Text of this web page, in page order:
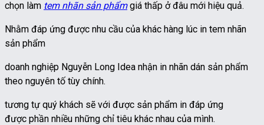
chọn làm tem nhãn sản phẩmgiá thấp ở đâu mới hiệu quả.
Nhằm đáp ứng được nhu cầu của khác hàng lúc in tem nhãn
sản phẩm
doanh nghiệp Nguyễn Long Idea nhận in nhãn dán sản phẩm
theo nguyên tố tùy chính.
tương tự quý khách sẽ với được sản phẩm in đáp ứng
được phần nhiều những chỉ tiêu khác nhau của mình.